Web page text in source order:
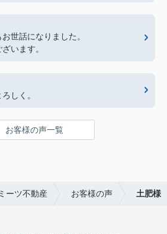
世話になりました。
います。
しく。
お客様の声一覧
ーツ不動産 お客様の声 土肥様